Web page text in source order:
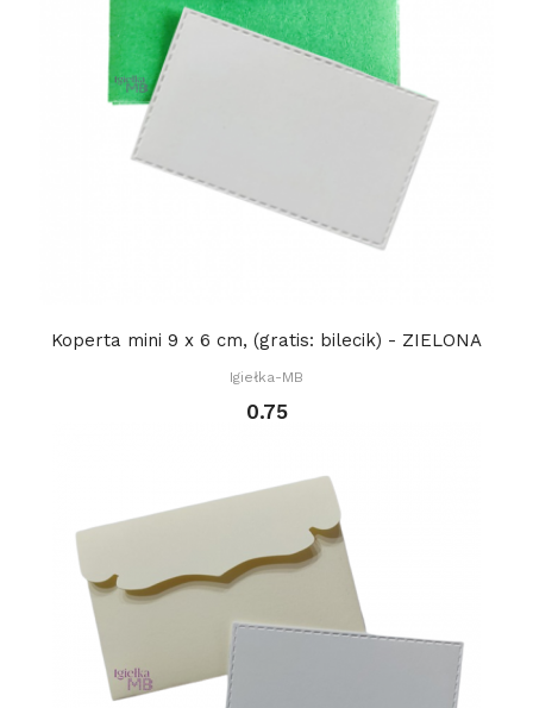
Koperta mini 9 x 6 cm, (gratis: bilecik) - ZIELONA
Igiełka-MB
0.75